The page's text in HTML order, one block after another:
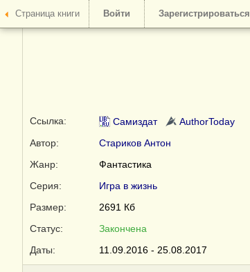
Страница книги Войти Зарегистрироваться
Ссылка: Самиздат
AuthorToday
Автор:
Стариков Антон
Жанр:
Фантастика
Серия:
Игра в жизнь
Размер:
2691 Кб
Статус:
Закончена
Даты:
11.09.2016 - 25.08.2017